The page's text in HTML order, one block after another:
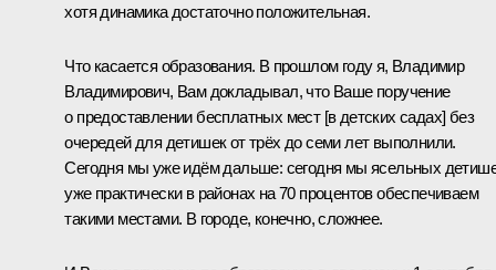
хотя динамика достаточно положительная.
Что касается образования. В прошлом году я, Владимир
Владимирович, Вам докладывал, что Ваше поручение
о предоставлении бесплатных мест [в детских садах] без
очередей для детишек от трёх до семи лет выполнили.
Сегодня мы уже идём дальше: сегодня мы ясельных
уже практически в районах на 70 процентов обеспечиваем
такими местами. В городе, конечно, сложнее.